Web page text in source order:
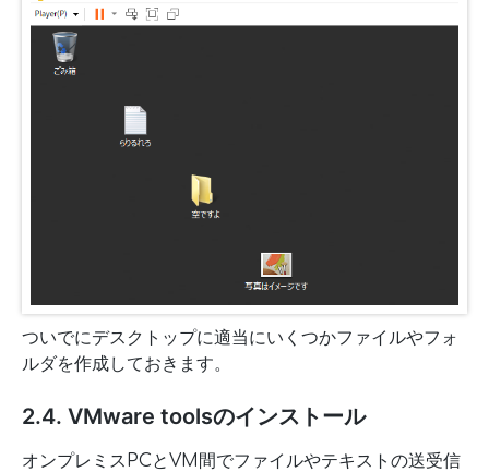
ついでにデスクトップに適当にいくつかファイルやフォ
ルダを作成しておきます。
2.4. VMware toolsのインストール
オンプレミスPCとVM間でファイルやテキストの送受信